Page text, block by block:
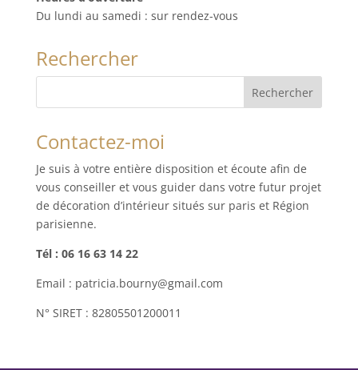
Du lundi au samedi : sur rendez-vous
Rechercher
Contactez-moi
Je suis à votre entière disposition et écoute afin de
vous conseiller et vous guider dans votre futur projet
de décoration d’intérieur situés sur paris et Région
parisienne.
Tél : 06 16 63 14 22
Email : patricia.bourny@gmail.com
N° SIRET : 82805501200011